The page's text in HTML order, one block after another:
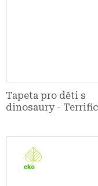
Tapeta pro děti s
dinosaury -